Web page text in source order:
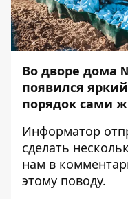
Во дворе дома
появился
порядок сами
Информатор
сделать
нам в
этому поводу.